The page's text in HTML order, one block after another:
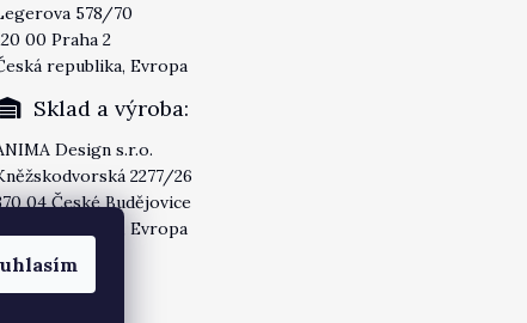
578/70
00 Praha 2
republika, Evropa
Sklad a výroba:
Design s.r.o.
2277/26
04 České Budějovice
Česká republika, Evropa